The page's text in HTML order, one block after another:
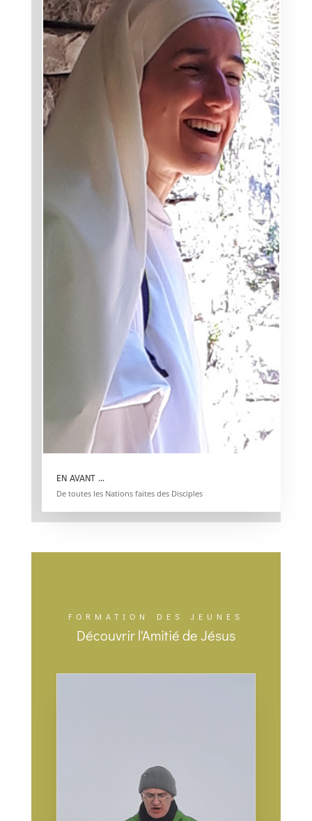
EN AVANT …
De toutes les Nations faites des Disciples
FORMATION DES JEUNES
Découvrir l'Amitié de Jésus